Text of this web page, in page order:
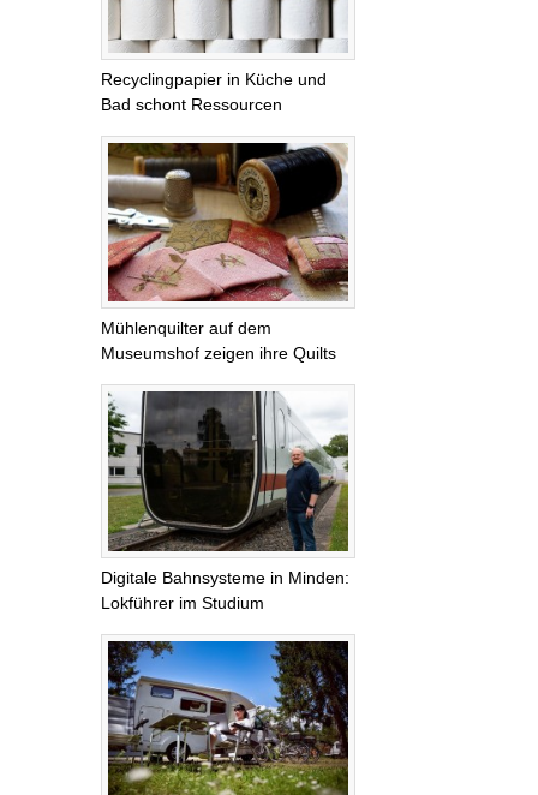
Recyclingpapier in Küche und
Bad schont Ressourcen
Mühlenquilter auf dem
Museumshof zeigen ihre Quilts
Digitale Bahnsysteme in Minden:
Lokführer im Studium